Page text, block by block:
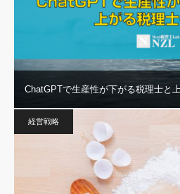
ChatGPTで生産性が下がる税理士と
経営戦略